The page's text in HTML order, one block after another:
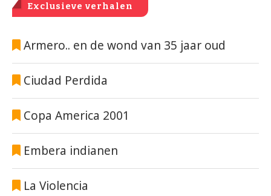
Exclusieve verhalen
Armero.. en de wond van 35 jaar oud
Ciudad Perdida
Copa America 2001
Embera indianen
La Violencia